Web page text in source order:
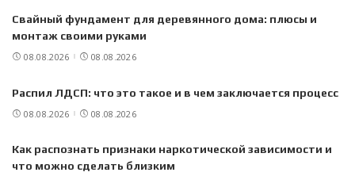
Свайный фундамент для деревянного дома: плюсы и
монтаж своими руками
08.08.2026 08.08.2026
Распил ЛДСП: что это такое и в чем заключается процесс
08.08.2026 08.08.2026
Как распознать признаки наркотической зависимости и
что можно сделать близким